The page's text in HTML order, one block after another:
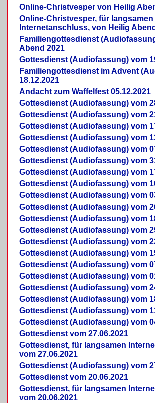
Online-Christvesper von Heilig
Online-Christvesper, für langsamen
Internetanschluss, von Heilig
Familiengottesdienst
Abend 2021
Gottesdienst (Audiofassung) vom
Familiengottesdienst im Advent
18.12.2021
Andacht zum Waffelfest 05.12.2021
Gottesdienst (Audiofassung) vom
Gottesdienst (Audiofassung) vom
Gottesdienst (Audiofassung) vom
Gottesdienst (Audiofassung) vom
Gottesdienst (Audiofassung) vom
Gottesdienst (Audiofassung) vom
Gottesdienst (Audiofassung) vom
Gottesdienst (Audiofassung) vom
Gottesdienst (Audiofassung) vom
Gottesdienst (Audiofassung) vom
Gottesdienst (Audiofassung) vom
Gottesdienst (Audiofassung) vom
Gottesdienst (Audiofassung) vom
Gottesdienst (Audiofassung) vom
Gottesdienst (Audiofassung) vom
Gottesdienst (Audiofassung) vom
Gottesdienst (Audiofassung) vom
Gottesdienst (Audiofassung) vom
Gottesdienst (Audiofassung) vom
Gottesdienst (Audiofassung) vom
Gottesdienst vom 27.06.2021
Gottesdienst, für langsamen
vom 27.06.2021
Gottesdienst (Audiofassung) vom
Gottesdienst vom 20.06.2021
Gottesdienst, für langsamen
vom 20.06.2021